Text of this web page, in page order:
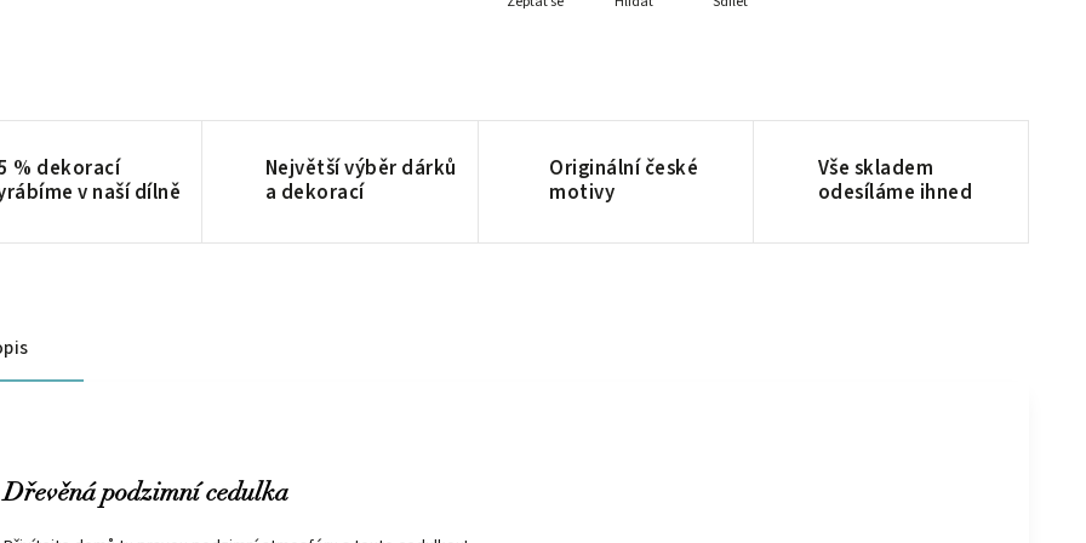
% dekorací
v naší dílně
Největší výběr dárků
a dekorací
Originální české
motivy
Vše skladem
odesíláme ihned
Dřevěná podzimní cedulka